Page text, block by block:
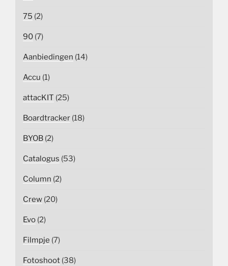
75 (2)
90 (7)
Aanbiedingen (14)
Accu (1)
attacKIT (25)
Boardtracker (18)
BYOB (2)
Catalogus (53)
Column (2)
Crew (20)
Evo (2)
Filmpje (7)
Fotoshoot (38)